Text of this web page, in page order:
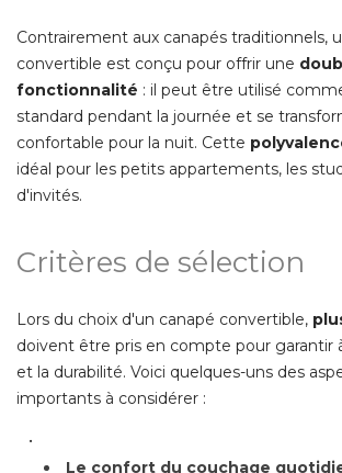
Contrairement aux canapés traditionnels,
convertible est conçu pour offrir une
fonctionnalité : il peut être utilisé
standard pendant la journée et se
confortable pour la nuit. Cette
idéal pour les petits appartements, les
d'invités.
Critères de sélection
Lors du choix d'un canapé convertible,
doivent être pris en compte pour garantir
et la durabilité. Voici quelques-uns des
importants à considérer :
•
Le confort du couchage